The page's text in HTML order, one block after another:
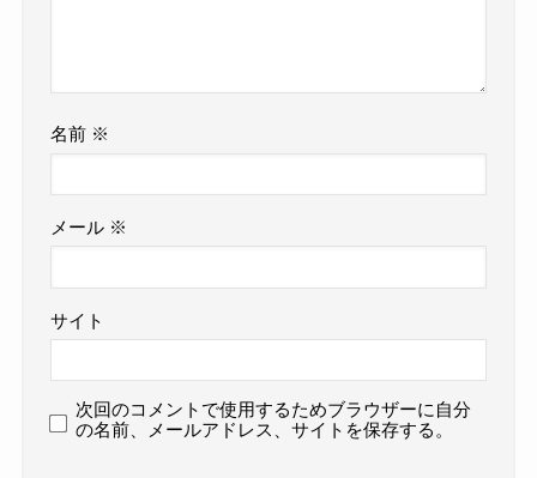
名前 ※
メール ※
サイト
次回のコメントで使用するためブラウザーに自分
の名前、メールアドレス、サイトを保存する。